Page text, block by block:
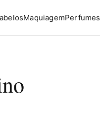
MaquiagemPerfumes